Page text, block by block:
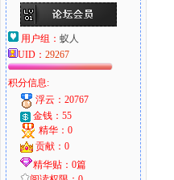
用户组： 蚁人
UID： 29267
积分信息:
浮云：20767
金钱：55
精华：0
贡献：0
精华贴：0篇